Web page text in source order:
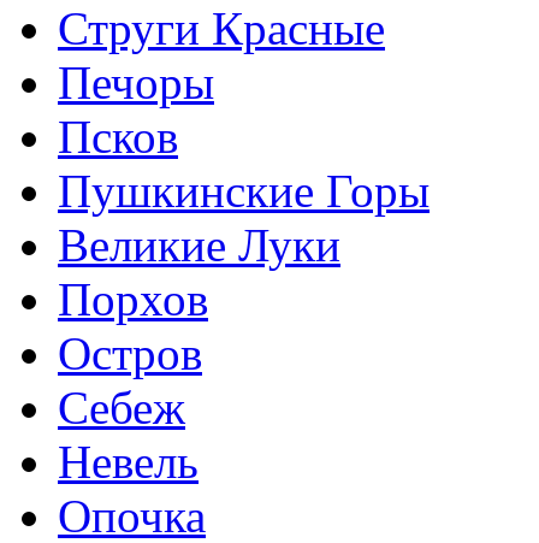
Струги Красные
Печоры
Псков
Пушкинские Горы
Великие Луки
Порхов
Остров
Себеж
Невель
Опочка